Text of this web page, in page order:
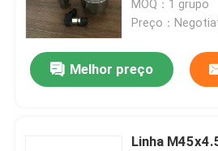
MOQ：1 grupo
Preço：
Melhor preço
Linha